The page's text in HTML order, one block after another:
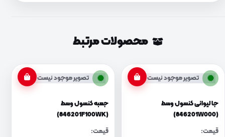
محصولات مرتبط
تصویر موجود نیست
جا لیوانی کنسول وسط
(846201W000)
قیمت:
تصویر موجود نیست
جعبه کنسول وسط
(846201F100WK)
قیمت: